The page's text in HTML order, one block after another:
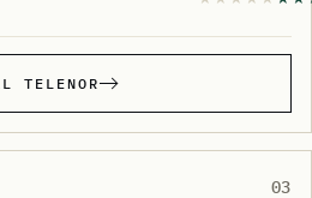
TELENOR
03